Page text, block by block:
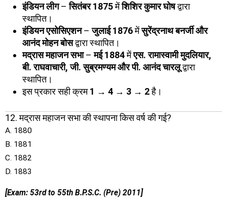
इंडियन लीग–सितंबर 1875मेंशिशिर कुमार घोषद्वारा
स्थापित।
इंडियन एसोसिएशन–जुलाई 1876मेंसुरेंद्रनाथ बनर्जी और
आनंद मोहन बोसद्वारा स्थापित।
मद्रास महाजन सभा–मई 1884मेंएस. रामास्वामी मुदलियार,
बी. राघवाचारी, जी. सुब्रमण्यम और पी. आनंद चारलूद्वारा
स्थापित।
इस प्रकार सही क्रम1 → 4 → 3 → 2है।
12. मद्रास महाजन सभा की स्थापना किस वर्ष की गई?
A. 1880
B. 1881
C. 1882
D. 1883
[Exam: 53rd to 55th B.P.S.C. (Pre) 2011]